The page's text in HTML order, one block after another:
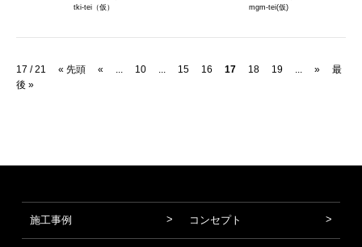
tki-tei（仮）
mgm-tei(仮)
17 / 21 « 先頭 « ... 10 ... 15 16 17 18 19 ... »
最
後 »
施工事例 コンセプト